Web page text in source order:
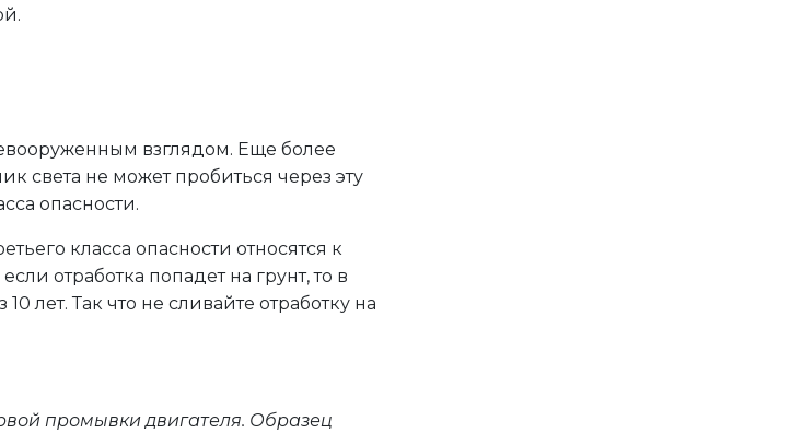
взглядом. Еще более
света не может пробиться через эту
опасности.
класса опасности относятся к
отработка попадет на грунт, то в
лет. Так что не сливайте отработку на
промывки двигателя. Образец